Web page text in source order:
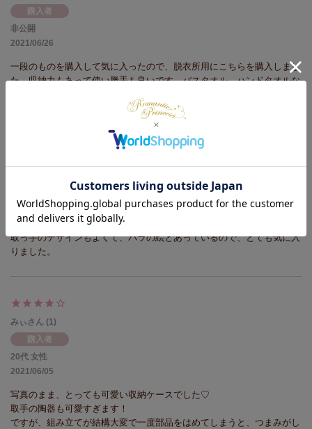
購入者
非公開
2021/06/26
一段のものを購入して気に入ったので、脱衣所用にこちらを購入しまし
た。収納力もあって使い勝手も良いです。バスタオル、ハンドタオルな
sumire
11
非公開
2021/06/13
取っ手のデザインもよくて、バラの絵とあっているので、とても気に入
りました。
みぃ
1
購入者
20代 女性
2021/06/05
写真のまま、とっても可愛い収納ケースでした♡
取手の陶器も可愛すぎます！
ですが、組み立てが結構大変で一度部品をはめてしまうと、つまみがし